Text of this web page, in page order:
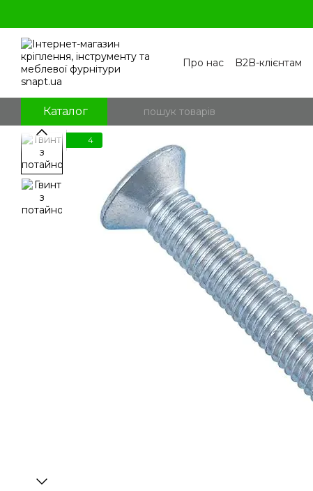
Про нас B2B-клієнтам
Блог
Каталог
4